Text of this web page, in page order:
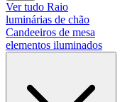
Ver tudo Raio
luminárias de chão
Candeeiros de mesa
elementos iluminados